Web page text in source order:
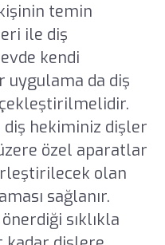
temin
ile diş
kendi
uygulama da diş
diş hekiminiz dişler
özel aparatlar
olan
sağlanır.
sıklıkla